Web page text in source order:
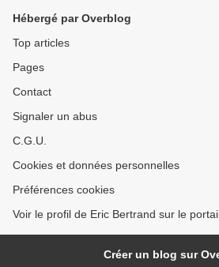
Hébergé par Overblog
Top articles
Pages
Contact
Signaler un abus
C.G.U.
Cookies et données personnelles
Préférences cookies
Voir le profil de Eric Bertrand sur le
Créer un blog sur